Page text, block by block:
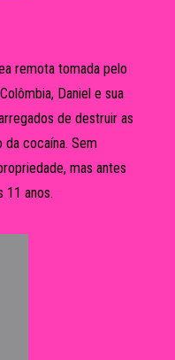
remota tomada pelo
Daniel e sua
de destruir as
da cocaína. Sem
mas antes
11 anos.